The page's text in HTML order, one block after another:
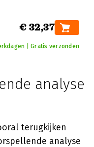
€ 32,37
| Gratis verzonden
analyse
terugkijken
analyse